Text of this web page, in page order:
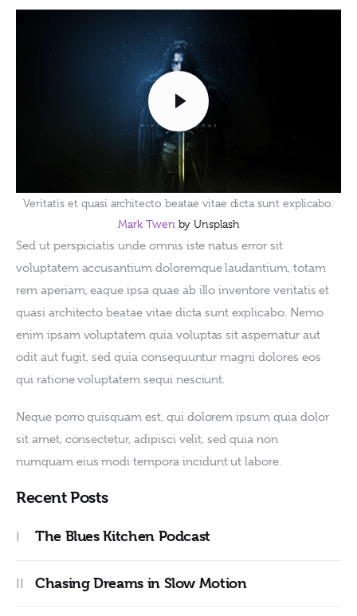
Veritatis et quasi architecto beatae vitae dicta sunt explicabo.
Mark Twen by Unsplash
Sed ut perspiciatis unde omnis iste natus error sit
voluptatem accusantium doloremque laudantium, totam
rem aperiam, eaque ipsa quae ab illo inventore veritatis et
quasi architecto beatae vitae dicta sunt explicabo. Nemo
enim ipsam voluptatem quia voluptas sit aspernatur aut
odit aut fugit, sed quia consequuntur magni dolores eos
qui ratione voluptatem sequi nesciunt.
Neque porro quisquam est, qui dolorem ipsum quia dolor
sit amet, consectetur, adipisci velit, sed quia non
numquam eius modi tempora incidunt ut labore.
Recent Posts
The Blues Kitchen Podcast
Chasing Dreams in Slow Motion